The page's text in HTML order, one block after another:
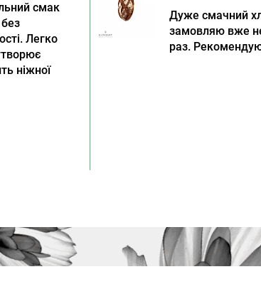
смак
Легко
ніжної
Дуже смачний
замовляю вже
раз.